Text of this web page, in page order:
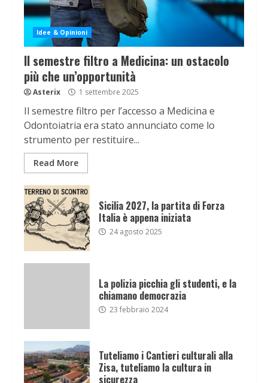
Idee & Opinioni
Il semestre filtro a Medicina: un ostacolo
più che un’opportunità
Asterix 1 settembre 2025
Il semestre filtro per l’accesso a Medicina e
Odontoiatria era stato annunciato come lo
strumento per restituire...
Read More
Sicilia 2027, la partita di Forza
Italia è appena iniziata
24 agosto 2025
La polizia picchia gli studenti, e la
chiamano democrazia
23 febbraio 2024
Tuteliamo i Cantieri culturali alla
Zisa, tuteliamo la cultura in
sicurezza